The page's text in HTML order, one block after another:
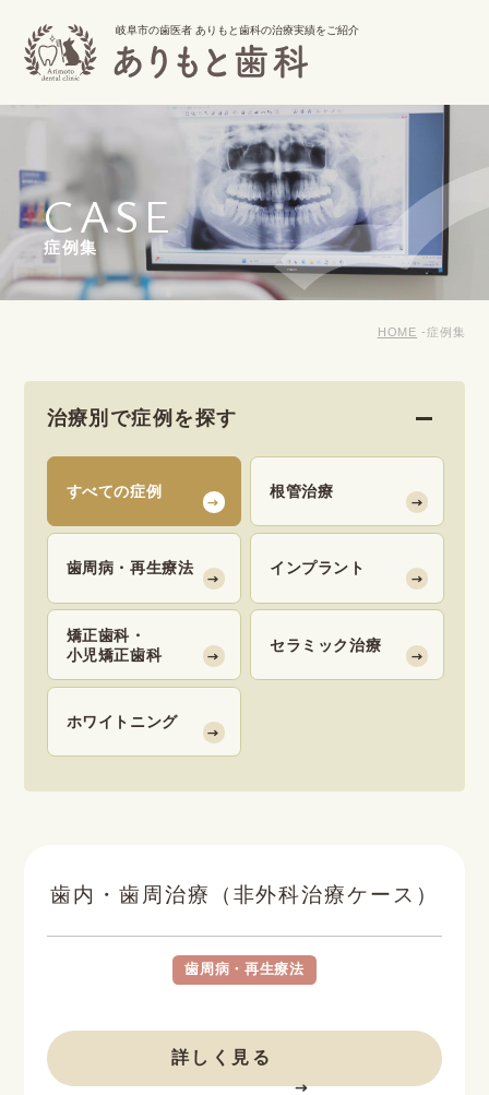
岐阜市の歯医者 ありもと歯科の治療実績をご紹介
CASE
症例集
HOME 症例集
治療別で症例を探す
すべての症例 根管治療
歯周病・再生療法 インプラント
矯正歯科・
小児矯正歯科
セラミック治療
ホワイトニング
歯内・歯周治療（非外科治療ケース）
歯周病・再生療法
詳しく見る